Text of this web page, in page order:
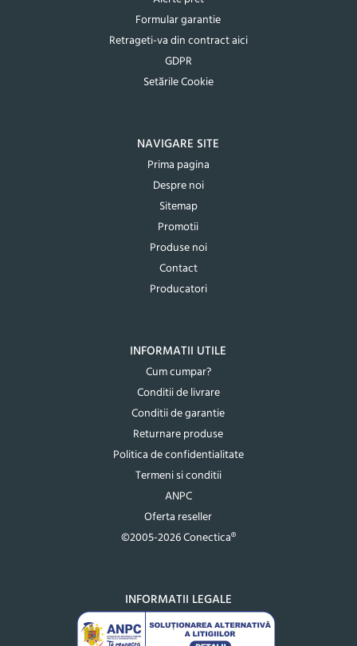
Formular garantie
Retrageti-va din contract aici
GDPR
Setările Cookie
NAVIGARE SITE
Prima pagina
Despre noi
Sitemap
Promotii
Produse noi
Contact
Producatori
INFORMATII UTILE
Cum cumpar?
Conditii de livrare
Conditii de garantie
Returnare produse
Politica de confidentialitate
Termeni si conditii
ANPC
Oferta reseller
©2005-2026 Conectica®
INFORMATII LEGALE